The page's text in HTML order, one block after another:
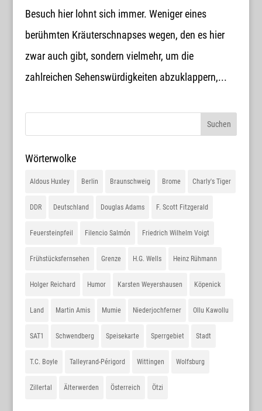
Besuch hier lohnt sich immer. Weniger eines
berühmten Kräuterschnapses wegen, den es hier
zwar auch gibt, sondern vielmehr, um die
zahlreichen Sehenswürdigkeiten abzuklappern,...
Wörterwolke
Aldous Huxley Berlin Braunschweig Brome Charly's Tiger
DDR Deutschland Douglas Adams F. Scott Fitzgerald
Feuersteinpfeil Filencio Salmón Friedrich Wilhelm Voigt
Frühstücksfernsehen Grenze H.G. Wells Heinz Rühmann
Holger Reichard Humor Karsten Weyershausen Köpenick
Land Martin Amis Mumie Niederjochferner Ollu Kawollu
SAT1 Schwendberg Speisekarte Sperrgebiet Stadt
T.C. Boyle Talleyrand-Périgord Wittingen Wolfsburg
Zillertal Älterwerden Österreich Ötzi